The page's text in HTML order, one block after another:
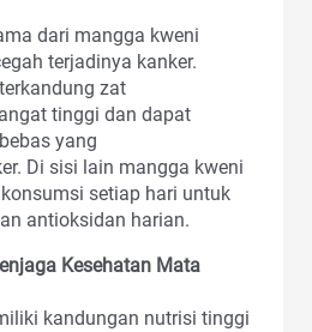
dari mangga kweni
terjadinya kanker.
zat
tinggi dan dapat
yang
Di sisi lain mangga kweni
setiap hari untuk
antioksidan harian.
Kesehatan Mata
kandungan nutrisi tinggi